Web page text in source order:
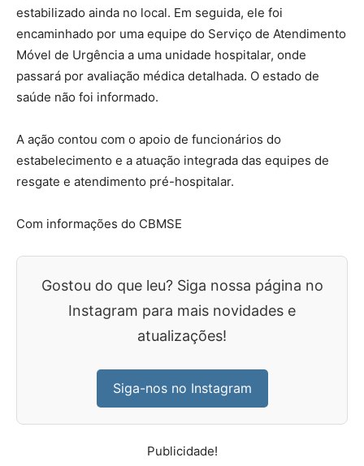
estabilizado ainda no local. Em seguida, ele foi
encaminhado por uma equipe do Serviço de Atendimento
Móvel de Urgência a uma unidade hospitalar, onde
passará por avaliação médica detalhada. O estado de
saúde não foi informado.
A ação contou com o apoio de funcionários do
estabelecimento e a atuação integrada das equipes de
resgate e atendimento pré-hospitalar.
Com informações do CBMSE
Gostou do que leu? Siga nossa página no
Instagram para mais novidades e
atualizações!
Siga-nos no Instagram
Publicidade!